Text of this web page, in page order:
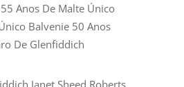
Anos De Malte Único
Balvenie 50 Anos
De Glenfiddich
Janet Sheed Roberts